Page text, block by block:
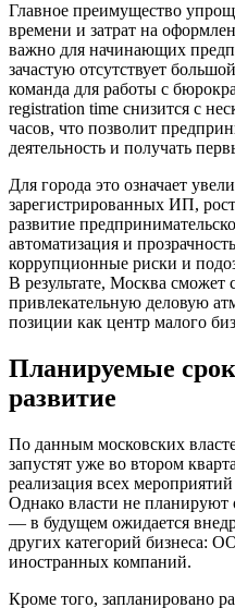
Главное преимущество
времени и затрат на
важно для начинающих
зачастую отсутствует
команда для работы с
registration time снизится с
часов, что позволит
деятельность и получать
Для города это означает
зарегистрированных ИП,
развитие
автоматизация и
коррупционные риски и
В результате, Москва сможет
привлекательную деловую
позиции как центр малого
Планируемые
развитие
По данным московских
запустят уже во втором
реализация всех
Однако власти не планируют
— в будущем ожидается
других категорий бизнеса:
иностранных компаний.
Кроме того, запланировано